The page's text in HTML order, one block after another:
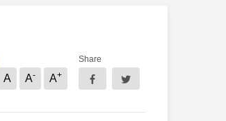
A A- A+
Share